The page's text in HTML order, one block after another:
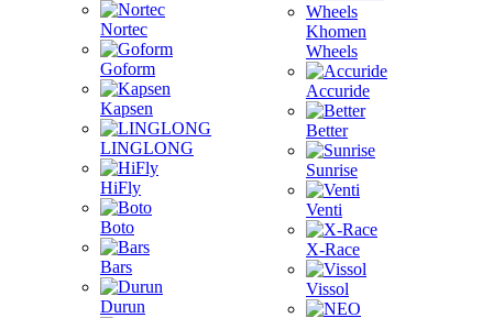
Nortec
Goform
Kapsen
LINGLONG
HiFly
Boto
Bars
Durun
Khomen
Wheels
Accuride
Better
Sunrise
Venti
X-Race
Vissol